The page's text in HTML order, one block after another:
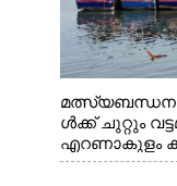
ൾക്ക് ചുറ്റും
എറണാകുളം
ള്ള കാഴ്ച